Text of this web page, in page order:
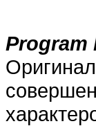
Program